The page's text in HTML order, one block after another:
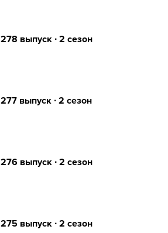
278 выпуск ∙ 2 сезон
277 выпуск ∙ 2 сезон
276 выпуск ∙ 2 сезон
275 выпуск ∙ 2 сезон